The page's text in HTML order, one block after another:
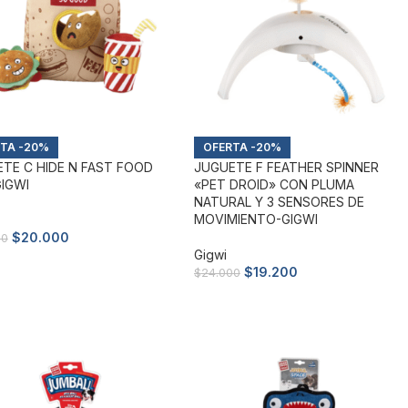
-20%
C HIDE N FAST FOOD
$20.000
-20%
JUGUETE F FEATHER SPINNER
«PET DROID» CON PLUMA
NATURAL Y 3 SENSORES DE
MOVIMIENTO-GIGWI
Gigwi
$24.000 $19.200